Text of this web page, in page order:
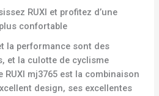
RUXI et profitez d’une
confortable
la performance sont des
et la culotte de cyclisme
mj3765 est la combinaison
design, ses excellentes